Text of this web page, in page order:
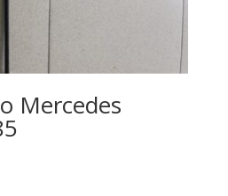
Mercedes